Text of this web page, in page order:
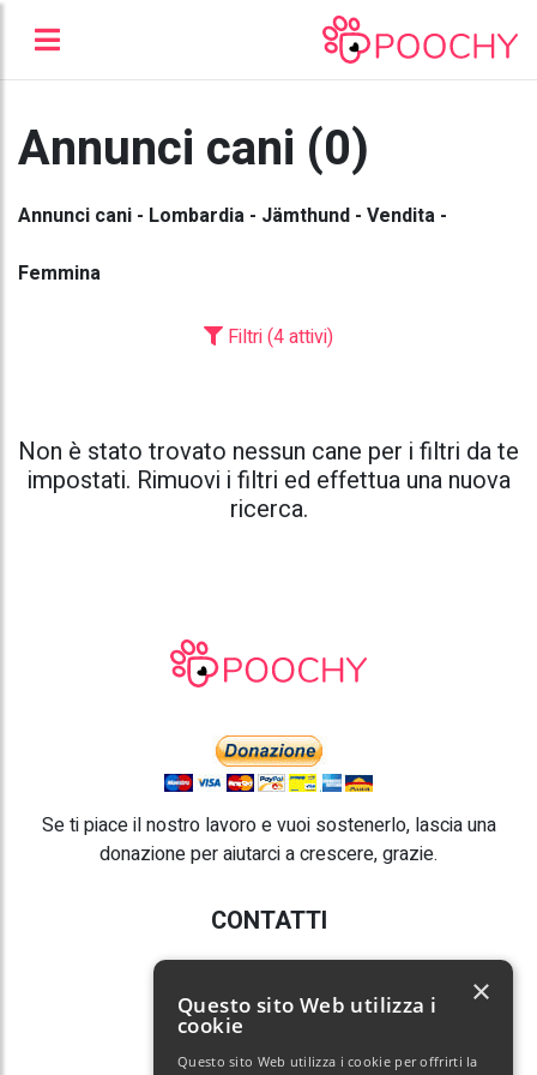
Annunci cani (0)
Annunci cani - Lombardia - Jämthund - Vendita -
Femmina
Filtri (4 attivi)
Non è stato trovato nessun cane per i filtri da te
impostati. Rimuovi i filtri ed effettua una nuova
ricerca.
Se ti piace il nostro lavoro e vuoi sostenerlo, lascia una
donazione per aiutarci a crescere, grazie.
CONTATTI
E-mail:info@poochy.it
Questo sito Web utilizza i
cookie
Questo sito Web utilizza i cookie per offrirti la
×